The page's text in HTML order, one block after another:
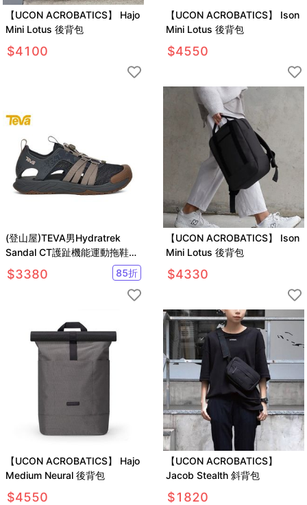
【UCON ACROBATICS】 Hajo
Mini Lotus 後背包
$4100
【UCON ACROBATICS】 Ison
Mini Lotus 後背包
$4550
(登山屋)TEVA男Hydratrek
Sandal CT護趾機能運動拖鞋
TV1164811DKSW
$3380 85折
【UCON ACROBATICS】 Ison
Mini Lotus 後背包
$4330
【UCON ACROBATICS】 Hajo
Medium Neural 後背包
$4550
【UCON ACROBATICS】
Jacob Stealth 斜背包
$1820